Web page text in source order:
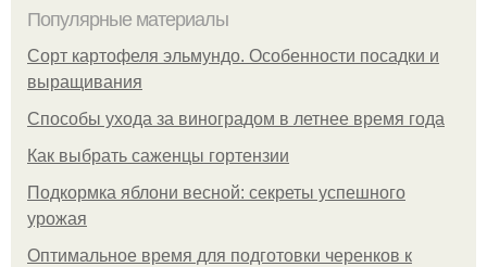
Популярные материалы
Сорт картофеля эльмундо. Особенности посадки и
выращивания
Способы ухода за виноградом в летнее время года
Как выбрать саженцы гортензии
Подкормка яблони весной: секреты успешного
урожая
Оптимальное время для подготовки черенков к